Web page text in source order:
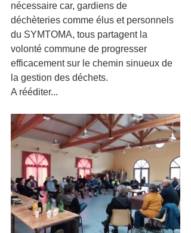
nécessaire car, gardiens de
déchèteries comme élus et personnels
du SYMTOMA, tous partagent la
volonté commune de progresser
efficacement sur le chemin sinueux de
la gestion des déchets.
A rééditer...